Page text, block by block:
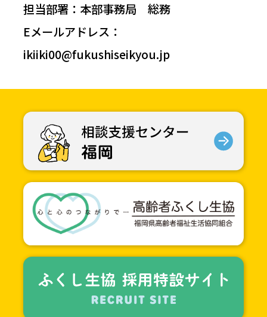
担当部署：本部事務局 総務
Eメールアドレス：
ikiiki00@fukushiseikyou.jp